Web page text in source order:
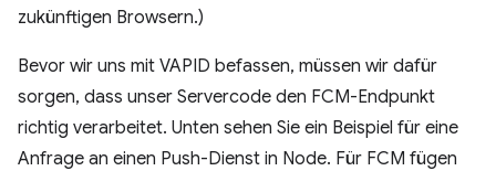
zukünftigen Browsern.)
Bevor wir uns mit VAPID befassen, müssen wir dafür
sorgen, dass unser Servercode den FCM-Endpunkt
richtig verarbeitet. Unten sehen Sie ein Beispiel für eine
Anfrage an einen Push-Dienst in Node. Für FCM fügen